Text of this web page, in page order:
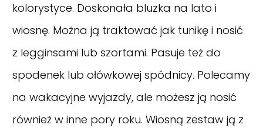
kolorystyce. Doskonała bluzka na lato i
wiosnę. Można ją traktować jak tunikę i nosić
z legginsami lub szortami. Pasuje też do
spodenek lub ołówkowej spódnicy. Polecamy
na wakacyjne wyjazdy, ale możesz ją nosić
również w inne pory roku. Wiosną zestaw ją z